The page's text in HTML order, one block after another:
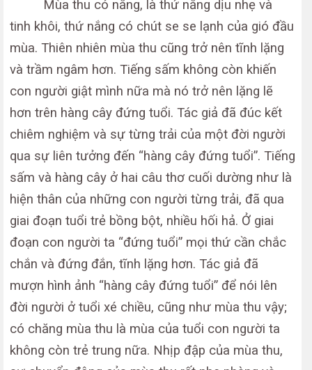
Mùa thu có nắng, là thứ nắng dịu nhẹ và
tinh khôi, thứ nắng có chút se se lạnh của gió đầu
mùa. Thiên nhiên mùa thu cũng trở nên tĩnh lặng
và trầm ngâm hơn. Tiếng sấm không còn khiến
con người giật mình nữa mà nó trở nên lặng lẽ
hơn trên hàng cây đứng tuổi. Tác giả đã đúc kết
chiêm nghiệm và sự từng trải của một đời người
qua sự liên tưởng đến “hàng cây đứng tuổi”. Tiếng
sấm và hàng cây ở hai câu thơ cuối dường như là
hiện thân của những con người từng trải, đã qua
giai đoạn tuổi trẻ bồng bột, nhiều hối hả. Ở giai
đoạn con người ta “đứng tuổi” mọi thứ cần chắc
chắn và đứng đắn, tĩnh lặng hơn. Tác giả đã
mượn hình ảnh “hàng cây đứng tuổi” để nói lên
đời người ở tuổi xé chiều, cũng như mùa thu vậy;
có chăng mùa thu là mùa của tuổi con người ta
không còn trẻ trung nữa. Nhịp đập của mùa thu,